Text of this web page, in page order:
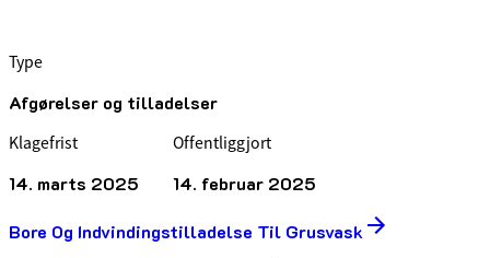
Type
Afgørelser og tilladelser
Klagefrist
14. marts 2025
Offentliggjort
14. februar 2025
Bore Og Indvindingstilladelse Til Grusvask